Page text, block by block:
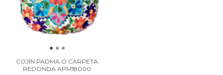
COJÍN PADMA O CARPETA
REDONDA APM18000